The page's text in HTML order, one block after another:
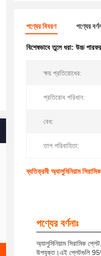
পণ্যের বিবরণ পণ্যের
বিশেষভাবে তুলে ধরা: উচ্চ
ক্ষয় প্রতিরোধের:
প্রতিরোধ পরিধান:
বেধ:
তাপ পরিবাহিতা:
ব্যতিক্রমী অ্যালুমিনিয়াম
পণ্যের বর্ণনাঃ
অ্যালুমিনিয়াম সিরামিক
উপযুক্ত।এই প্লেটগুলি 95%